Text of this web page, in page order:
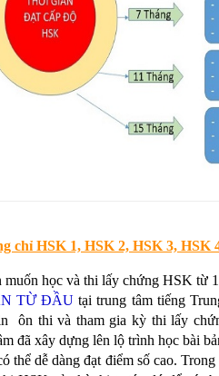
chỉ HSK 1, HSK 2, HSK 3, HSK
muốn học và thi lấy chứng HSK từ
TỪ ĐẦU tại trung tâm tiếng
ôn thi và tham gia kỳ thi lấy
đã xây dựng lên lộ trình học bài
thể dễ dàng đạt điểm số cao.